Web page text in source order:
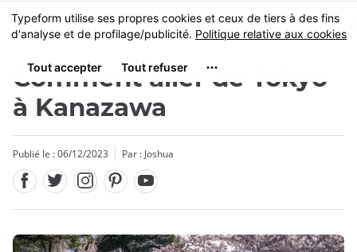
Skip
to
content
MENU
Comment aller de Tokyo
à Kanazawa
Publié le : 06/12/2023 Par : Joshua